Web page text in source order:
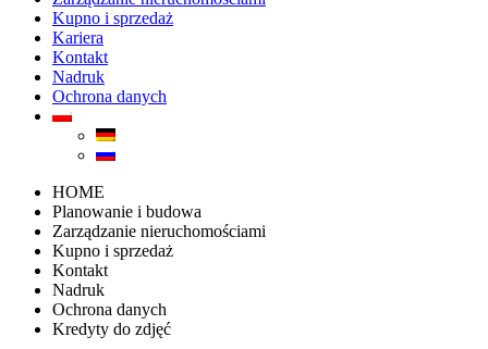
Kupno i sprzedaż
Kariera
Kontakt
Nadruk
Ochrona danych
HOME
Planowanie i budowa
Zarządzanie nieruchomościami
Kupno i sprzedaż
Kontakt
Nadruk
Ochrona danych
Kredyty do zdjęć